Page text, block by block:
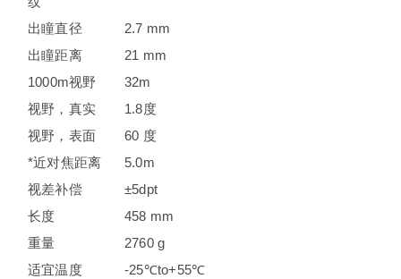
出瞳直径
2.7 mm
出瞳距离
21 mm
1000m视野
32m
视野，真实
1.8度
视野，表面
60 度
*近对焦距离
5.0m
视差补偿
±5dpt
长度
458 mm
重量
2760 g
适宜温度
-25℃to+55℃